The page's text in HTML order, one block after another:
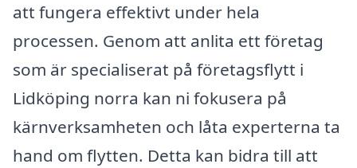
att fungera effektivt under hela
processen. Genom att anlita ett företag
som är specialiserat på företagsflytt i
Lidköping norra kan ni fokusera på
kärnverksamheten och låta experterna ta
hand om flytten. Detta kan bidra till att